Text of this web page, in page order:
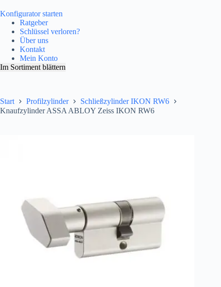
Konfigurator starten
Ratgeber
Schlüssel verloren?
Über uns
Kontakt
Mein Konto
Im Sortiment blättern
Start Profilzylinder
Schließzylinder IKON RW6
Knaufzylinder ASSA ABLOY Zeiss IKON RW6